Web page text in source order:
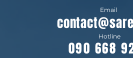
Email
Hotline
090 668